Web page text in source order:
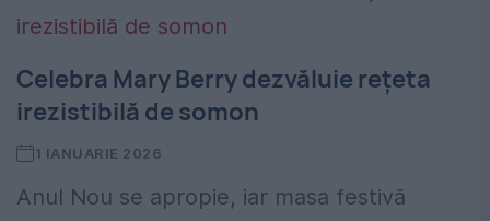
Celebra Mary Berry dezvăluie rețeta
irezistibilă de somon
1 IANUARIE 2026
Anul Nou se apropie, iar masa festivă